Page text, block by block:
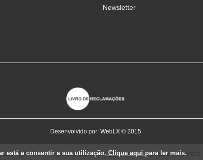
Newsletter
Desenvolvido por: WebLX© 2015
está a consentir a sua utilização. Clique aqui para ler mais.